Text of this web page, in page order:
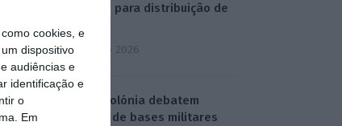
cookies, e
dispositivo
audiências e
identificação e
o
Em
milhões para distribuição de
4 Agosto 2026
EUA e Polónia debatem
criação de bases militares